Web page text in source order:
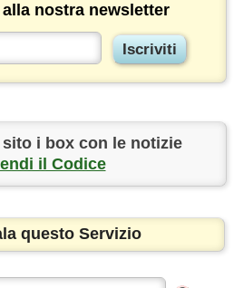
nostra newsletter
i box con le notizie
il Codice
questo Servizio